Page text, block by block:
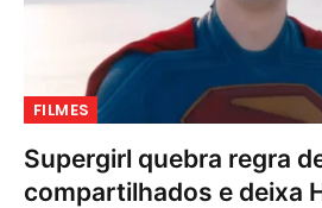
FILMES
Supergirl quebra regra
compartilhados e deixa